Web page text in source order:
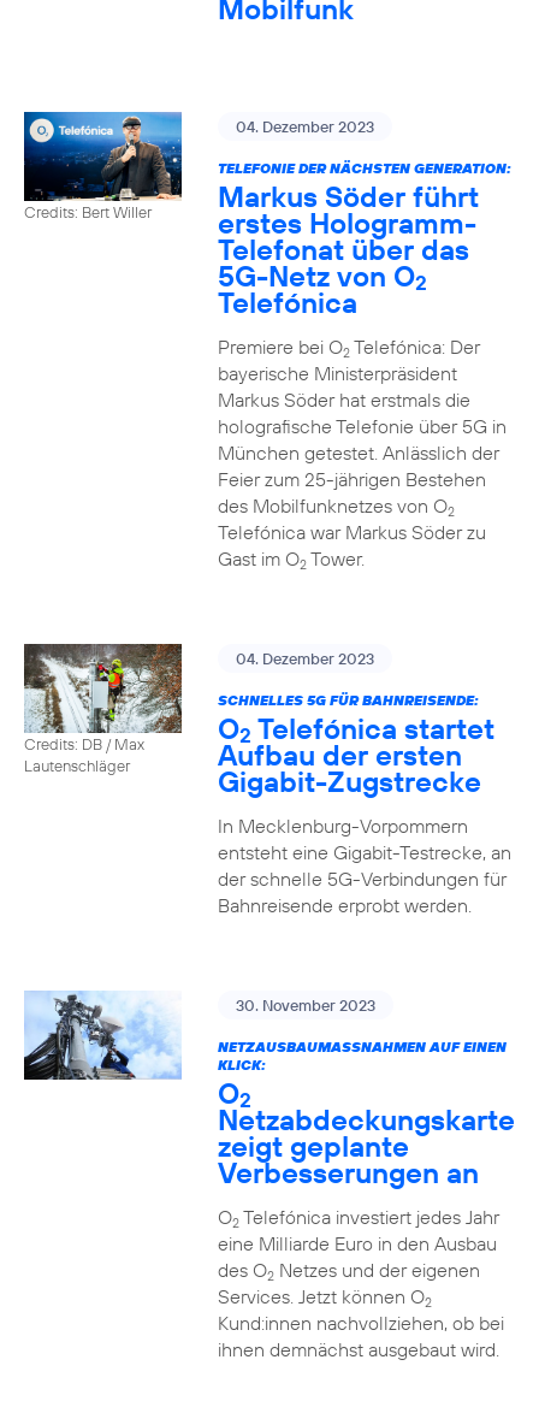
Mobilfunk
Credits: Bert Willer
04. Dezember 2023
TELEFONIE DER NÄCHSTEN GENERATION:
Markus Söder führt
erstes Hologramm-
Telefonat über das
5G-Netz von O2
Telefónica
Premiere bei O2Telefónica: Der
bayerische Ministerpräsident
Markus Söder hat erstmals die
holografische Telefonie über 5G in
München getestet. Anlässlich der
Feier zum 25-jährigen Bestehen
des Mobilfunknetzes von O2
Telefónica war Markus Söder zu
Gast im O2Tower.
Credits: DB / Max
Lautenschläger
04. Dezember 2023
SCHNELLES 5G FÜR BAHNREISENDE:
O2 Telefónica startet
Aufbau der ersten
Gigabit-Zugstrecke
In Mecklenburg-Vorpommern
entsteht eine Gigabit-Testrecke, an
der schnelle 5G-Verbindungen für
Bahnreisende erprobt werden.
30. November 2023
NETZAUSBAUMASSNAHMEN AUF EINEN K
LICK:
O2
Netzabdeckungskarte
zeigt geplante
Verbesserungen an
O2Telefónica investiert jedes Jahr
eine Milliarde Euro in den Ausbau
des O2Netzes und der eigenen
Services. Jetzt können O2
Kund:innen nachvollziehen, ob bei
ihnen demnächst ausgebaut wird.